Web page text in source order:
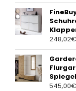
248,02€
545,00€